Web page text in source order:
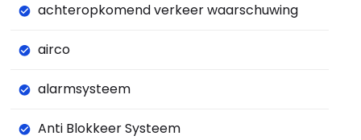
achteropkomend verkeer waarschuwing
airco
alarmsysteem
Anti Blokkeer Systeem